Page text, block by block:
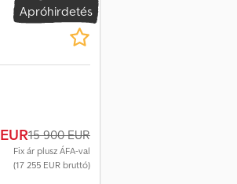
Apróhirdetés
15 900 EUR
Fix ár plusz ÁFA-val
(17 255 EUR bruttó)